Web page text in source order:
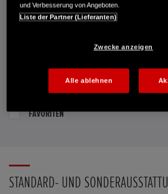
Dealer Website anzeigen
Händler kontaktieren
PROBEFAHRT VEREINBAREN
FAVORITEN
STANDARD- UND
und Verbesserung von Angeboten.
Liste der Partner (Lieferanten)
Zwecke anzeigen
Alle ablehnen